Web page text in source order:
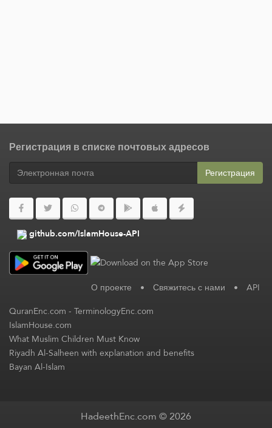
Регистрация в списке почтовых адресов
Регистрация
github.com/IslamHouse-API
О проекте • Свяжитесь с нами • API
QuranEnc.com-TerminologyEnc.com
IslamHouse.com
What Muslim Children Must Know
Riyadh Al-Salheen with explanation and benefits
Bayan Al-Islam
HadeethEnc.com © 2026